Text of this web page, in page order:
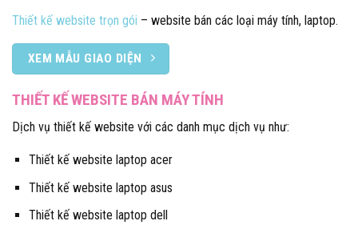
Thiết kế website trọn gói – website bán các loại máy tính, laptop.
XEM MẪU GIAO DIỆN
THIẾT KẾ WEBSITE BÁN MÁY TÍNH
Dịch vụ thiết kế website với các danh mục dịch vụ như:
Thiết kế website laptop acer
Thiết kế website laptop asus
Thiết kế website laptop dell